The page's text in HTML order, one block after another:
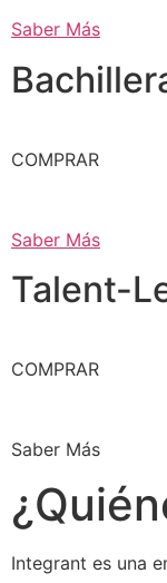
Saber Más
COMPRAR
Saber Más
Talent-
COMPRAR
Saber Más
Integrant es una